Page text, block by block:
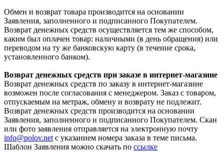
Обмен и возврат товара производится на основании
Заявления, заполненного и подписанного Покупателем.
Возврат денежных средств осуществляется тем же способом,
каким был оплачен товар: наличными (в день обращения) или
переводом на ту же банковскую карту (в течение срока,
установленного банком).
Возврат денежных средств при заказе в интернет-магазине
Возврат денежных средств по заказу в интернет-магазине
возможен после согласования с менеджером. Заказ с товаром,
отпускаемым на метраж, обмену и возврату не подлежит.
Возврат денежных средств производится на основании
Заявления, заполненного и подписанного Покупателем. Скан
или фото заявления отправляется на электронную почту
info@polov.net с указанием номера заказа в теме письма.
Шаблон Заявления можно скачать по ссылке